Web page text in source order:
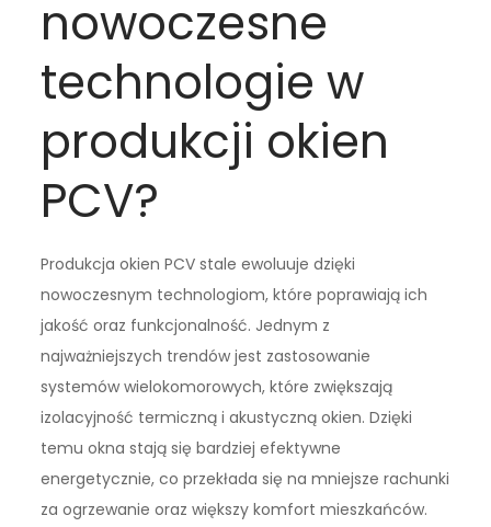
nowoczesne
technologie w
produkcji okien
PCV?
Produkcja okien PCV stale ewoluuje dzięki
nowoczesnym technologiom, które poprawiają ich
jakość oraz funkcjonalność. Jednym z
najważniejszych trendów jest zastosowanie
systemów wielokomorowych, które zwiększają
izolacyjność termiczną i akustyczną okien. Dzięki
temu okna stają się bardziej efektywne
energetycznie, co przekłada się na mniejsze rachunki
za ogrzewanie oraz większy komfort mieszkańców.